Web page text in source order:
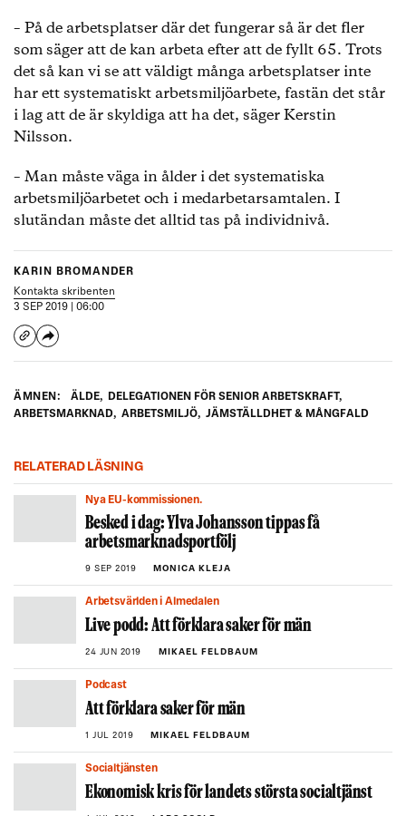
– På de arbetsplatser där det fungerar så är det fler
som säger att de kan arbeta efter att de fyllt 65. Trots
det så kan vi se att väldigt många arbetsplatser inte
har ett systematiskt arbetsmiljöarbete, fastän det står
i lag att de är skyldiga att ha det, säger Kerstin
Nilsson.
– Man måste väga in ålder i det systematiska
arbetsmiljöarbetet och i medarbetarsamtalen. I
slutändan måste det alltid tas på individnivå.
KARIN BROMANDER
Kontakta skribenten
3 SEP 2019 | 06:00
ÄMNEN: ÄLDE, DELEGATIONEN FÖR SENIOR ARBETSKRAFT,
ARBETSMARKNAD, ARBETSMILJÖ, JÄMSTÄLLDHET & MÅNGFALD
RELATERAD LÄSNING
Nya EU-kommissionen.
Besked i dag: Ylva Johansson tippas få
arbetsmarknadsportfölj
9 SEP 2019 MONICA KLEJA
Arbetsvärlden i Almedalen
Live podd: Att förklara saker för män
24 JUN 2019 MIKAEL FELDBAUM
Podcast
Att förklara saker för män
1 JUL 2019 MIKAEL FELDBAUM
Socialtjänsten
Ekonomisk kris för landets största socialtjänst